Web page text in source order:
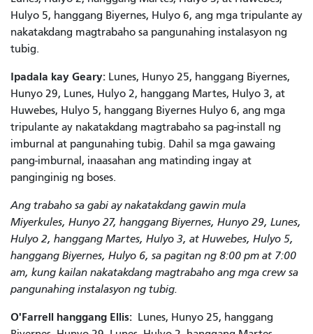
Hulyo 5, hanggang Biyernes, Hulyo 6, ang mga tripulante ay
nakatakdang magtrabaho sa pangunahing instalasyon ng
tubig.
Ipadala kay Geary: Lunes, Hunyo 25, hanggang Biyernes,
Hunyo 29, Lunes, Hulyo 2, hanggang Martes, Hulyo 3, at
Huwebes, Hulyo 5, hanggang Biyernes Hulyo 6, ang mga
tripulante ay nakatakdang magtrabaho sa pag-install ng
imburnal at pangunahing tubig. Dahil sa mga gawaing
pang-imburnal, inaasahan ang matinding ingay at
panginginig ng boses.
Ang trabaho sa gabi ay nakatakdang gawin mula
Miyerkules, Hunyo 27, hanggang Biyernes, Hunyo 29, Lunes,
Hulyo 2, hanggang Martes, Hulyo 3, at Huwebes, Hulyo 5,
hanggang Biyernes, Hulyo 6, sa pagitan ng 8:00 pm at 7:00
am, kung kailan nakatakdang magtrabaho ang mga crew sa
pangunahing instalasyon ng tubig.
O'Farrell hanggang Ellis: Lunes, Hunyo 25, hanggang